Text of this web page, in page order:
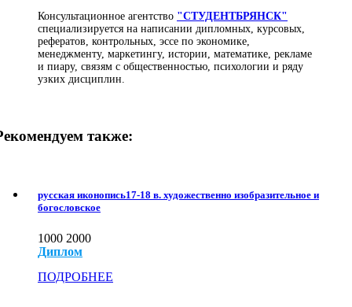
Консультационное агентство "СТУДЕНТБРЯНСК"
специализируется на написании дипломных, курсовых,
рефератов, контрольных, эссе по экономике,
менеджменту, маркетингу, истории, математике, рекламе
и пиару, связям с общественностью, психологии и ряду
узких дисциплин.
также:
русская иконопись17-18 в. художественно изобразительное и
богословское
1000 2000
Диплом
ПОДРОБНЕЕ